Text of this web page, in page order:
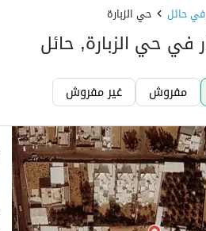
في حائل حي الزبارة
في حي الزبارة, حائل
مفروش غير مفروش